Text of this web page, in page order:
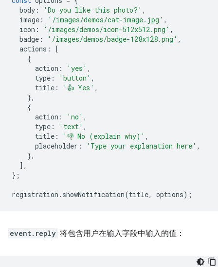
body : 'Do you like this photo?' ,
image : '/images/demos/cat-image.jpg' ,
icon : '/images/demos/icon-512x512.png' ,
badge : '/images/demos/badge-128x128.png' ,
actions :
[
{
action : 'yes' ,
type : 'button' ,
title : '👍 Yes' ,
},
{
action : 'no' ,
type : 'text' ,
title : '👎 No (explain why)' ,
placeholder : 'Type your explanation here' ,
},
],
};
registration . showNotification(title, options);
event.reply 将包含用户在输入字段中输入的值：